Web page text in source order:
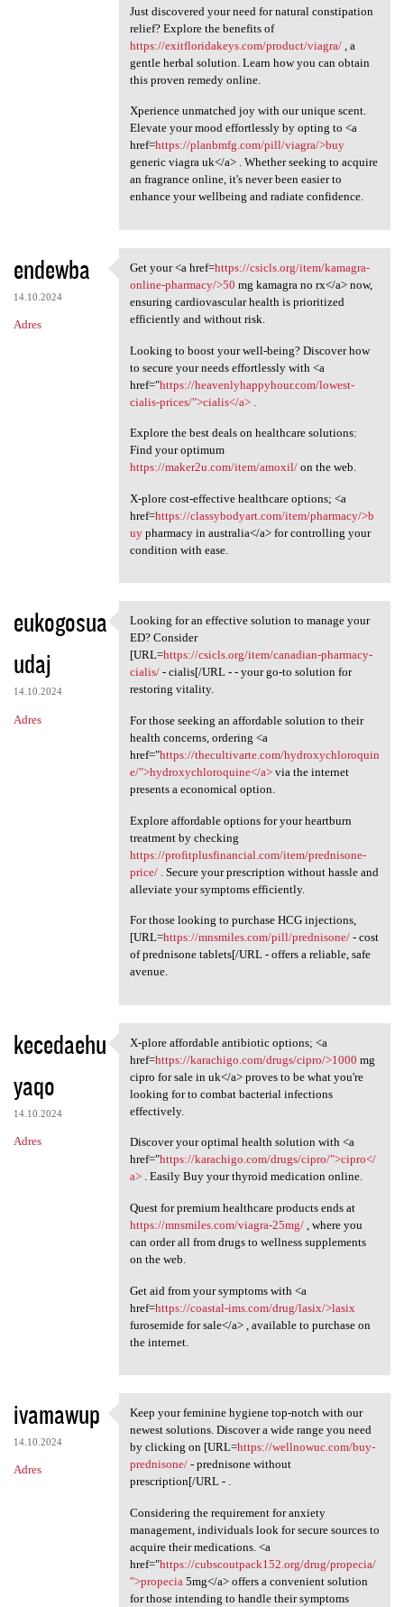
Just discovered your need for natural constipation
relief? Explore the benefits of
https://exitfloridakeys.com/product/viagra/, a
gentle herbal solution. Learn how you can obtain
this proven remedy online.
Xperience unmatched joy with our unique scent.
Elevate your mood effortlessly by opting to <a
href=https://planbmfg.com/pill/viagra/>buy
generic viagra uk</a> . Whether seeking to acquire
an fragrance online, it's never been easier to
enhance your wellbeing and radiate confidence.
endewba
14.10.2024
Adres
Get your <a href=https:/
Get your <a href=https://csicls.org/item/kamagra-
online-pharmacy/>50 mg kamagra no rx</a> now,
ensuring cardiovascular health is prioritized
efficiently and without risk.
Looking to boost your well-being? Discover how
to secure your needs effortlessly with <a
href="https://heavenlyhappyhour.com/lowest-
cialis-prices/">cialis</a>.
Explore the best deals on healthcare solutions:
Find your optimum
https://maker2u.com/item/amoxil/on the web.
X-plore cost-effective healthcare options; <a
href=https://classybodyart.com/item/pharmacy/>b
uypharmacy in australia</a> for controlling your
condition with ease.
eukogosua
udaj
14.10.2024
Adres
Looking for an effective
Looking for an effective solution to manage your
ED? Consider
[URL=https://csicls.org/item/canadian-pharmacy-
cialis/- cialis[/URL - - your go-to solution for
restoring vitality.
For those seeking an affordable solution to their
health concerns, ordering <a
href="https://thecultivarte.com/hydroxychloroquin
e/">hydroxychloroquine</a>via the internet
presents a economical option.
Explore affordable options for your heartburn
treatment by checking
https://profitplusfinancial.com/item/prednisone-
price/. Secure your prescription without hassle and
alleviate your symptoms efficiently.
For those looking to purchase HCG injections,
[URL=https://mnsmiles.com/pill/prednisone/- cost
of prednisone tablets[/URL - offers a reliable, safe
avenue.
kecedaehu
yaqo
14.10.2024
Adres
X-plore affordable antibiotic
X-plore affordable antibiotic options; <a
href=https://karachigo.com/drugs/cipro/>1000 mg
cipro for sale in uk</a> proves to be what you're
looking for to combat bacterial infections
effectively.
Discover your optimal health solution with <a
href="https://karachigo.com/drugs/cipro/">cipro</
a>. Easily Buy your thyroid medication online.
Quest for premium healthcare products ends at
https://mnsmiles.com/viagra-25mg/, where you
can order all from drugs to wellness supplements
on the web.
Get aid from your symptoms with <a
href=https://coastal-ims.com/drug/lasix/>lasix
furosemide for sale</a> , available to purchase on
the internet.
ivamawup
14.10.2024
Adres
Keep your feminine hygiene
Keep your feminine hygiene top-notch with our
newest solutions. Discover a wide range you need
by clicking on [URL=https://wellnowuc.com/buy-
prednisone/- prednisone without
prescription[/URL - .
Considering the requirement for anxiety
management, individuals look for secure sources to
acquire their medications. <a
href="https://cubscoutpack152.org/drug/propecia/
">propecia 5mg</a> offers a convenient solution
for those intending to handle their symptoms